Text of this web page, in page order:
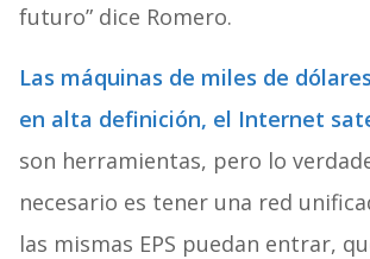
futuro” dice Romero.
Las máquinas de miles de
en alta definición, el Internet
son herramientas, pero lo
necesario es tener una red
las mismas EPS puedan entrar,